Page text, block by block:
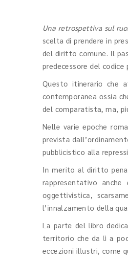
Una retrospettiva sul
scelta di prendere in
del diritto comune. Il
predecessore del codice
Questo itinerario che
contemporanea ossia
del comparatista, ma,
Nelle varie epoche
prevista
pubblicistico alla
In merito al diritto
rappresentativo
oggettivistica,
l’innalzamento della
La parte del libro
territorio che da lì a
eccezioni illustri, come